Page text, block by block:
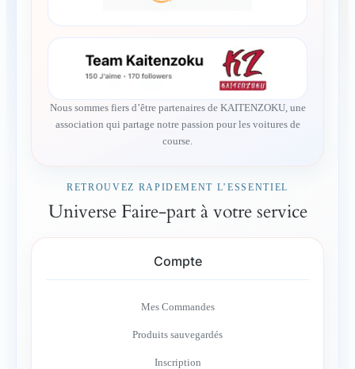
Nous sommes fiers d’être partenaires de KAITENZOKU, une
association qui partage notre passion pour les voitures de
course.
RETROUVEZ RAPIDEMENT L’ESSENTIEL
Universe Faire-part à votre service
Compte
Mes Commandes
Produits sauvegardés
Inscription